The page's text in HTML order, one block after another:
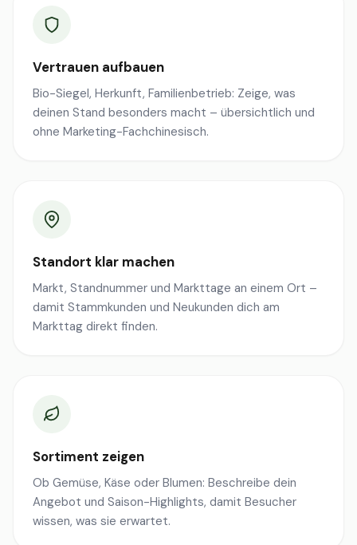
Vertrauen aufbauen
Bio-Siegel, Herkunft, Familienbetrieb: Zeige, was
deinen Stand besonders macht – übersichtlich und
ohne Marketing-Fachchinesisch.
Standort klar machen
Markt, Standnummer und Markttage an einem Ort –
damit Stammkunden und Neukunden dich am
Markttag direkt finden.
Sortiment zeigen
Ob Gemüse, Käse oder Blumen: Beschreibe dein
Angebot und Saison-Highlights, damit Besucher
wissen, was sie erwartet.